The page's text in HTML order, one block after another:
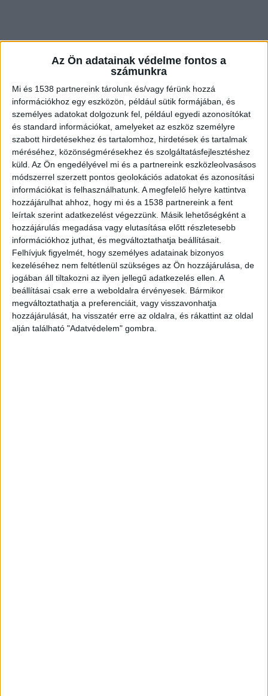
Az Ön adatainak védelme fontos a
számunkra
Mi és 1538 partnereink tárolunk és/vagy férünk hozzá
információkhoz egy eszközön, például sütik formájában, és
személyes adatokat dolgozunk fel, például egyedi azonosítókat
és standard információkat, amelyeket az eszköz személyre
szabott hirdetésekhez és tartalomhoz, hirdetések és tartalmak
méréséhez, közönségmérésekhez és szolgáltatásfejlesztéshez
küld. Az Ön engedélyével mi és a partnereink eszközleolvasásos
módszerrel szerzett pontos geolokációs adatokat és azonosítási
információkat is felhasználhatunk. A megfelelő helyre kattintva
hozzájárulhat ahhoz, hogy mi és a 1538 partnereink a fent
leírtak szerint adatkezelést végezzünk. Másik lehetőségként a
hozzájárulás megadása vagy elutasítása előtt részletesebb
információkhoz juthat, és megváltoztathatja beállításait.
Felhívjuk figyelmét, hogy személyes adatainak bizonyos
kezeléséhez nem feltétlenül szükséges az Ön hozzájárulása, de
jogában áll tiltakozni az ilyen jellegű adatkezelés ellen. A
beállításai csak erre a weboldalra érvényesek. Bármikor
megváltoztathatja a preferenciáit, vagy visszavonhatja
hozzájárulását, ha visszatér erre az oldalra, és rákattint az oldal
alján található "Adatvédelem" gombra.
Megbékélésre szólította fel a két tábort
“A politika ma Magyarországon a kifárasztásról
szól, fogalmazott Magyar, majd azt mondta: a
hatalom azon dolgozik, hogy kifárassza a magyar
nemzetet. A gyűlölet karmesterei hergelnek
magyart a magyar ellen – mondta Magyar Péter.
A Tisza Párt elnöke így szólt a Békemenet
résztvevőire utalva: “nyújtsunk kezet ma
azoknak, akik egy másik rendezvényen gyűltek
ma össze. Legyen célunk, hogy a közbeszédet
visszahozzuk a tisztesség, a tények és az egymás
iránti tisztelet jegyében”.A Budapest és
Környéke hírportál legfrissebb híreit ide